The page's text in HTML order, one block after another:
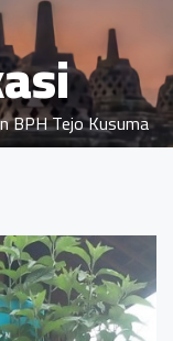
BPH Tejo Kusuma